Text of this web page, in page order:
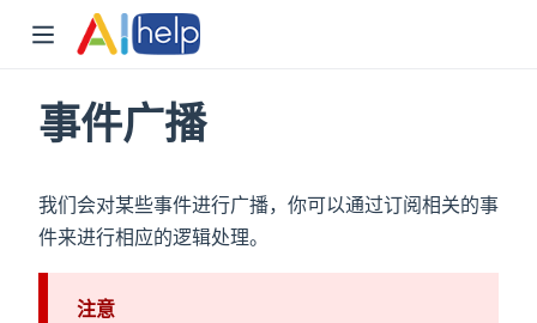
事件广播
我们会对某些事件进行广播，你可以通过订阅相关的事
件来进行相应的逻辑处理。
注意